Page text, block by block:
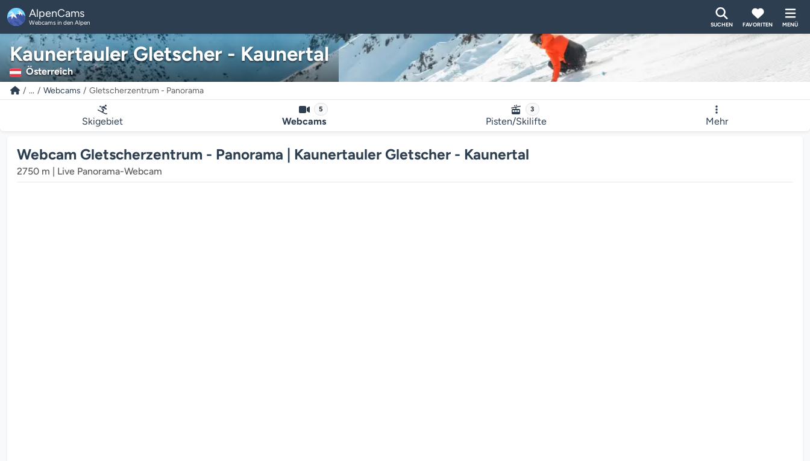
AlpenCams
Webcams in den Alpen SUCHEN FAVORITEN MENÜ
Kaunertauler Gletscher - Kaunertal
Österreich
... Webcams Gletscherzentrum - Panorama
Skigebiet
5
Webcams
3
Pisten/Skilifte Mehr
Webcam Gletscherzentrum - Panorama | Kaunertauler Gletscher - Kaunertal
2750 m | Live Panorama-Webcam